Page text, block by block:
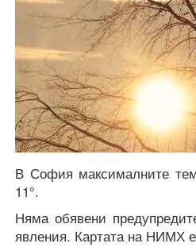
В София максималните
11°.
Няма обявени
явления. Картата на НИМХ